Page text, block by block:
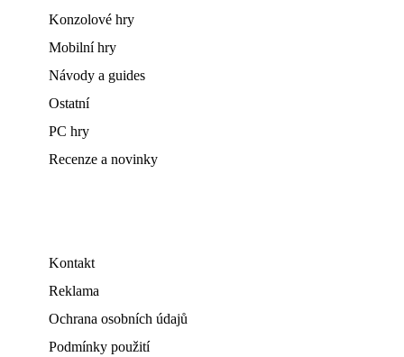
Konzolové hry
Mobilní hry
Návody a guides
Ostatní
PC hry
Recenze a novinky
Kontakt
Reklama
Ochrana osobních údajů
Podmínky použití